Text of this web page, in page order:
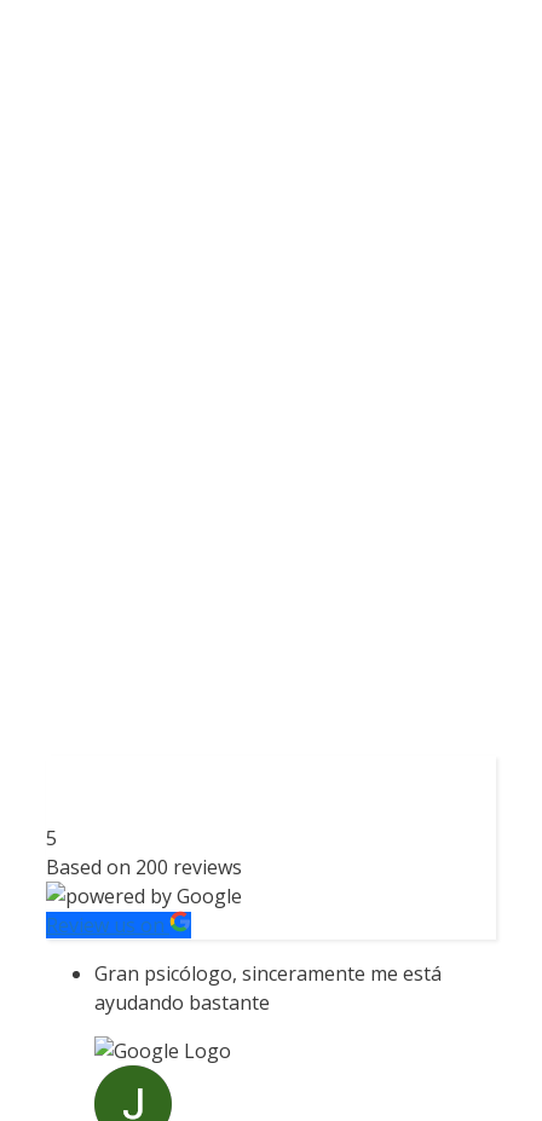
5
Based on 200 reviews
Review us on
Gran psicólogo, sinceramente me está
ayudando bastante